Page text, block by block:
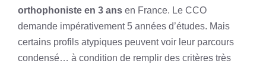
orthophoniste en 3 ans en France. Le CCO
demande impérativement 5 années d’études. Mais
certains profils atypiques peuvent voir leur parcours
condensé… à condition de remplir des critères très